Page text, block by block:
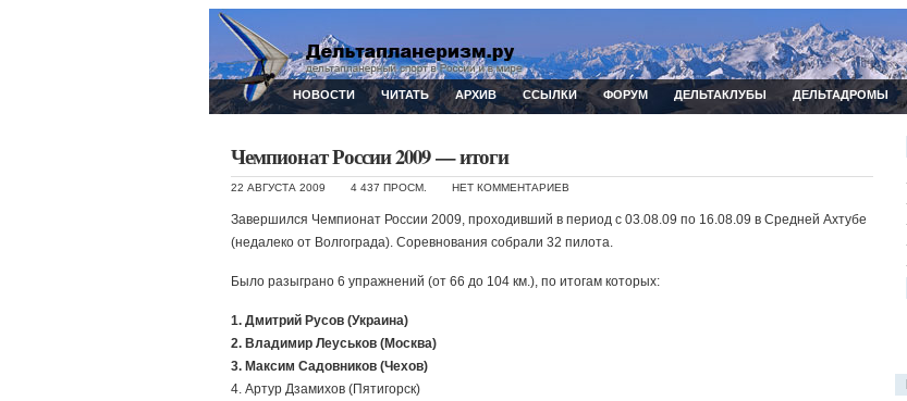
НОВОСТИ ЧИТАТЬ АРХИВ ССЫЛКИ ФОРУМ ДЕЛЬТАКЛУБЫ ДЕЛЬТАДРОМЫ
Чемпионат России 2009 — итоги
22 АВГУСТА 2009 4 437 ПРОСМ. НЕТ КОММЕНТАРИЕВ
Завершился Чемпионат России 2009, проходивший в период с 03.08.09 по 16.08.09 в Средней Ахтубе
(недалеко от Волгограда). Соревнования собрали 32 пилота.
Было разыграно 6 упражнений (от 66 до 104 км.), по итогам которых:
1. Дмитрий Русов (Украина)
2. Владимир Леуськов (Москва)
3. Максим Садовников (Чехов)
4. Артур Дзамихов (Пятигорск)